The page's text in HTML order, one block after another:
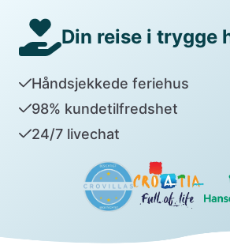
Din reise i trygge
Håndsjekkede feriehus
98% kundetilfredshet
24/7 livechat